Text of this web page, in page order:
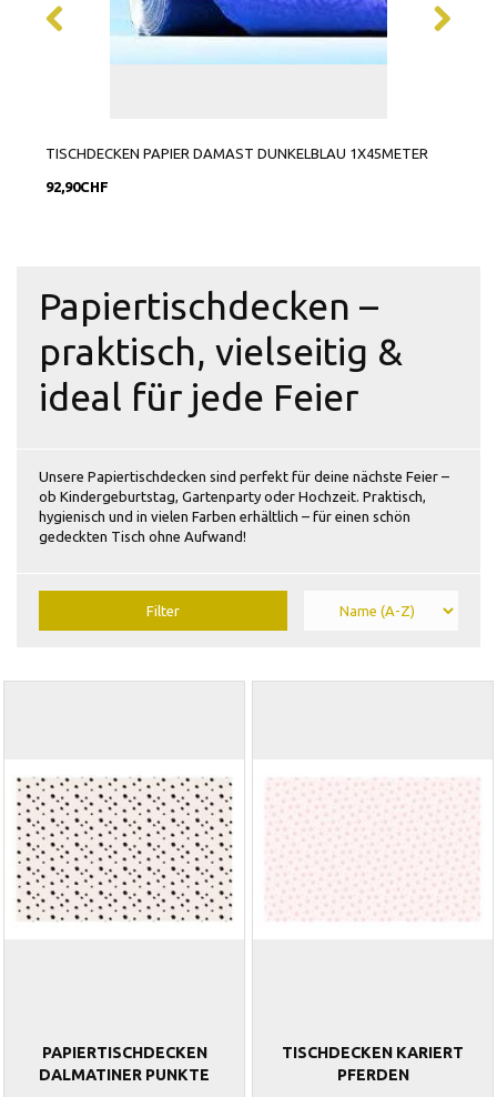
TISCHDECKEN PAPIER DAMAST DUNKELBLAU 1X45METER
92,90CHF
Papiertischdecken –
praktisch, vielseitig &
ideal für jede Feier
Unsere Papiertischdecken sind perfekt für deine nächste Feier –
ob Kindergeburtstag, Gartenparty oder Hochzeit. Praktisch,
hygienisch und in vielen Farben erhältlich – für einen schön
gedeckten Tisch ohne Aufwand!
Filter
PAPIERTISCHDECKEN
DALMATINER PUNKTE
TISCHDECKEN KARIERT
PFERDEN